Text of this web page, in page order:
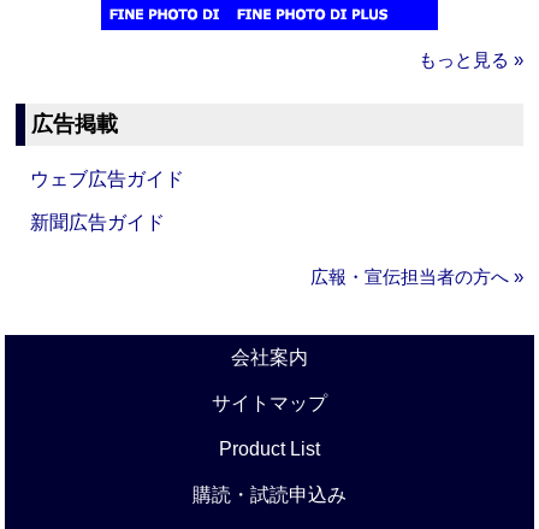
もっと見る »
広告掲載
ウェブ広告ガイド
新聞広告ガイド
広報・宣伝担当者の方へ »
会社案内
サイトマップ
Product List
購読・試読申込み